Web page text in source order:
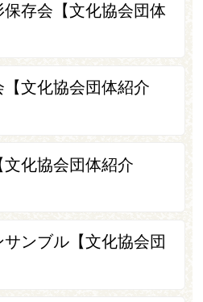
存会【文化協会団体
【文化協会団体紹介
文化協会団体紹介
ンブル【文化協会団